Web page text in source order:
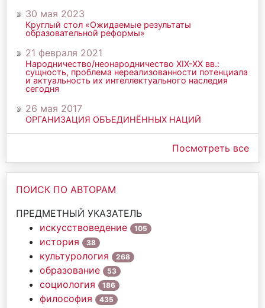
30 мая 2023
Круглый стол «Ожидаемые результаты
образовательной реформы»
21 февраля 2021
Народничество/неонародничество ХIХ-ХХ вв.:
сущность, проблема нереализованности потенциала
и актуальность их интеллектуального наследия
сегодня
26 мая 2017
ОРГАНИЗАЦИЯ ОБЪЕДИНЁННЫХ НАЦИЙ
Посмотреть все
ПОИСК ПО АВТОРАМ
ПРЕДМЕТНЫЙ УКАЗАТЕЛЬ
искусствоведение
105
история 38
культурология 268
образование 53
социология 186
философия 435